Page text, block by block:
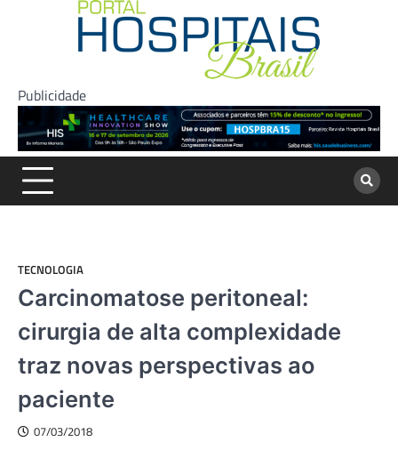
Publicidade
TECNOLOGIA
Carcinomatose peritoneal:
cirurgia de alta complexidade
traz novas perspectivas ao
paciente
07/03/2018